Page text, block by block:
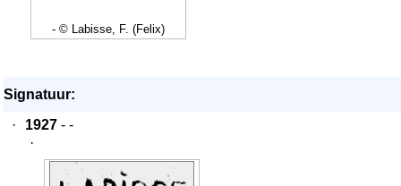
- © Labisse, F. (Felix)
Signatuur:
·
1927 - -
·